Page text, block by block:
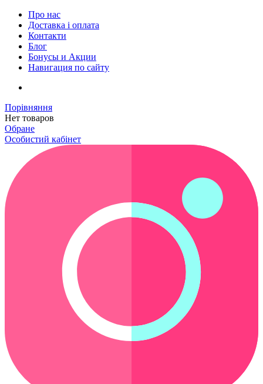
Про нас
Доставка і оплата
Контакти
Блог
Бонусы и Акции
Навигация по сайту
Порівняння
Нет товаров
Обране
Особистий кабінет